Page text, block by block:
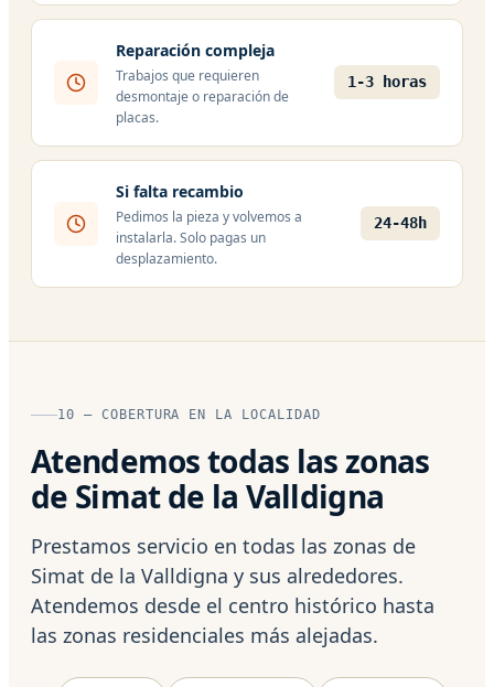
Reparación compleja
Trabajos que requieren
desmontaje o reparación de
placas.
1-3 horas
Si falta recambio
Pedimos la pieza y volvemos a
instalarla. Solo pagas un
desplazamiento.
24-48h
10 — COBERTURA EN LA LOCALIDAD
Atendemos todas las zonas
de Simat de la Valldigna
Prestamos servicio en todas las zonas de
Simat de la Valldigna y sus alrededores.
Atendemos desde el centro histórico hasta
las zonas residenciales más alejadas.